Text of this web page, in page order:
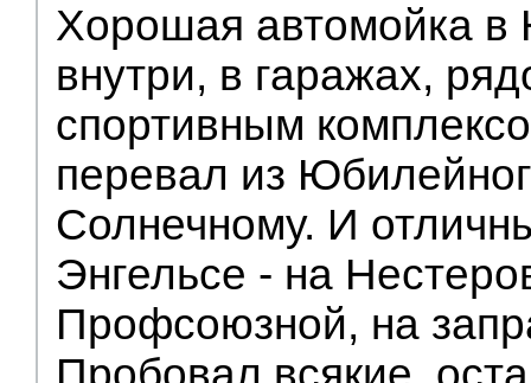
Хорошая автомойка
внутри, в гаражах,
спортивным
перевал из
Солнечному. И
Энгельсе - на
Профсоюзной, на